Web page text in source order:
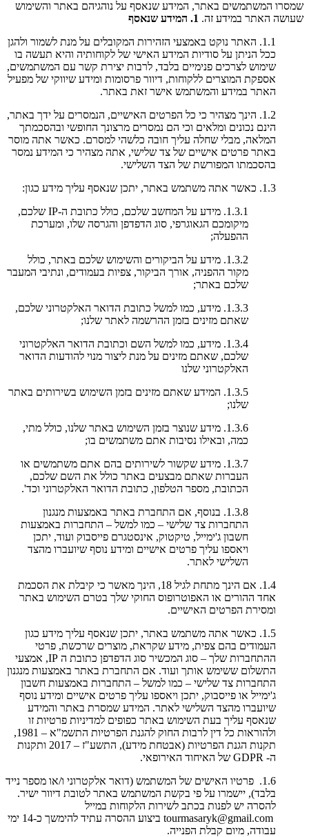
שמסרו המשתמשים באתר, המידע שנאסף על נוהגיהם באתר והשימוש
שעושה האתר במידע זה. 1. המידע שנאסף
1.1. האתר נוקט באמצעי הזהירות המקובלים על מנת לשמור ולהגן
ככל הניתן על סודיות המידע האישי של לקוחותיה והיא תעשה בו
שימוש לצרכים פנימיים בלבד, לרבות יצירת קשר עם המשתמשים,
אספקת המוצרים ללקוחות, דיוור פרסומות ומידע שיווקי של מפעיל
האתר במידע והמשתמש אישר זאת באתר.
1.2. הינך מצהיר כי כל הפרטים האישיים, הנמסרים על ידך באתר,
הינם נכונים ומלאים וכי הם נמסרים מרצונך החופשי ובהסכמתך
המלאה, מבלי שחלה עליך חובה כלשהי למסרם. כאשר אתה מוסר
באתר פרטים אישיים של צד שלישי, אתה מצהיר כי המידע נמסר
בהסכמתו המפורשת של הצד השלישי.
1.3. כאשר אתה משתמש באתר, יתכן שנאסף עליך מידע כגון:
1.3.1. מידע על המחשב שלכם, כולל כתובת ה-IP שלכם,
מיקומכם הגאוגרפי, סוג הדפדפן והגרסה שלו, ומערכת
ההפעלה;
1.3.2. מידע על הביקורים והשימוש שלכם באתר, כולל
מקור ההפניה, אורך הביקור, צפיות בעמודים, ונתיבי המעבר
שלכם באתר;
1.3.3. מידע, כמו למשל כתובת הדואר האלקטרוני שלכם,
שאתם מזינים בזמן ההרשמה לאתר שלנו;
1.3.4. מידע, כמו למשל השם וכתובת הדואר האלקטרוני
שלכם, שאתם מזינים על מנת ליצור מנוי להודעות הדואר
האלקטרוני שלנו
1.3.5. המידע שאתם מזינים בזמן השימוש בשירותים באתר
שלנו;
1.3.6. מידע שנוצר בזמן השימוש באתר שלנו, כולל מתי,
כמה, ובאילו נסיבות אתם משתמשים בו;
1.3.7. מידע שקשור לשירותים בהם אתם משתמשים או
העברות שאתם מבצעים באתר כולל את השם שלכם,
הכתובת, מספר הטלפון, כתובת הדואר האלקטרוני וכד'.
1.3.8. בנוסף, אם התחברת באתר באמצעות מנגנון
התחברות צד שלישי – כמו למשל – התחברות באמצעות
חשבון ג'ימייל, טיקטוק, אינסטגרם פייסבוק ועוד, יתכן
ויאספו עליך פרטים אישיים ומידע נוסף שיועברו מהצד
השלישי לאתר.
1.4. אם הינך מתחת לגיל 18, הינך מאשר כי קיבלת את הסכמת
אחד ההורים או האפוטרופוס החוקי שלך בטרם השימוש באתר
ומסירת הפרטים האישיים.
1.5. כאשר אתה משתמש באתר, יתכן שנאסף עליך מידע כגון
העמודים בהם צפית, מידע שקראת, מוצרים שרכשת, פרטי
ההתחברות שלך – סוג המכשיר סוג הדפדפן כתובת ה IP, אמצעי
התשלום ששימש אותך ועוד. אם התחברת באתר באמצעות מנגנון
התחברות צד שלישי – כמו למשל – התחברות באמצעות חשבון
ג'ימייל או פייסבוק, יתכן ויאספו עליך פרטים אישיים ומידע נוסף
שיועברו מהצד השלישי לאתר. המידע שמסרת באתר והמידע
שנאסף עליך בעת השימוש באתר כפופים למדיניות פרטיות זו
ולהוראות כל דין לרבות החוק להגנת הפרטיות התשמ"א – 1981,
תקנות הגנת הפרטיות (אבטחת מידע), התשע"ז – 2017 ותקנות
ה- GDPR של האיחוד האירופאי.
1.6. פרטיו האישים של המשתמש (דואר אלקטרוני ו/או מספר נייד
בלבד), יישמרו על פי בקשת המשתמש באתר לטובת דיוור ישיר.
להסרה יש לפנות בכתב לשירות הלקוחות במייל
tourmasaryk@gmail.com ביצוע ההסרה עתיד להימשך כ-14 ימי
עבודה, מיום קבלת הפנייה.